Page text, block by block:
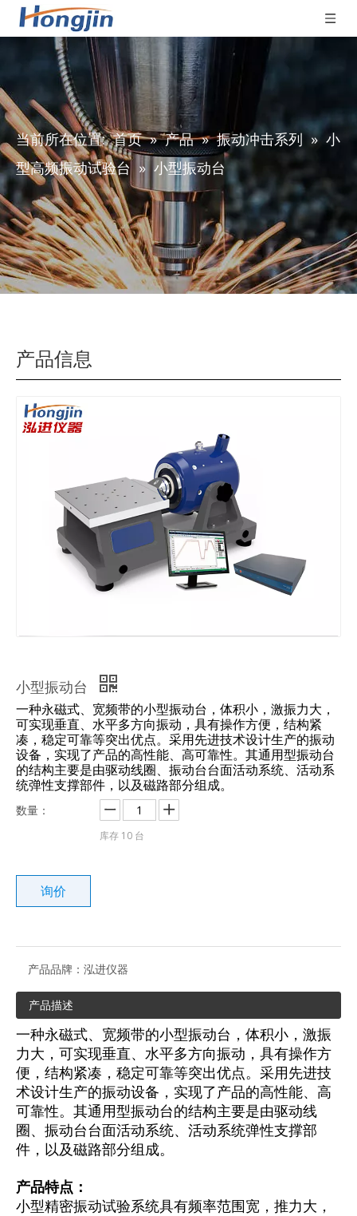
当前所在位置: 首页 » 产品 » 振动冲击系列 » 小
型高频振动试验台 » 小型振动台
产品信息
小型振动台
一种永磁式、宽频带的小型振动台，体积小，激振力大，
可实现垂直、水平多方向振动，具有操作方便，结构紧
凑，稳定可靠等突出优点。采用先进技术设计生产的振动
设备，实现了产品的高性能、高可靠性。其通用型振动台
的结构主要是由驱动线圈、振动台台面活动系统、活动系
统弹性支撑部件，以及磁路部分组成。
数量：
库存 10 台
询价
产品品牌： 泓进仪器
产品描述
一种永磁式、宽频带的小型振动台，体积小，激振
力大，可实现垂直、水平多方向振动，具有操作方
便，结构紧凑，稳定可靠等突出优点。采用先进技
术设计生产的振动设备，实现了产品的高性能、高
可靠性。其通用型振动台的结构主要是由驱动线
圈、振动台台面活动系统、活动系统弹性支撑部
件，以及磁路部分组成。
产品特点：
小型精密振动试验系统具有频率范围宽，推力大，